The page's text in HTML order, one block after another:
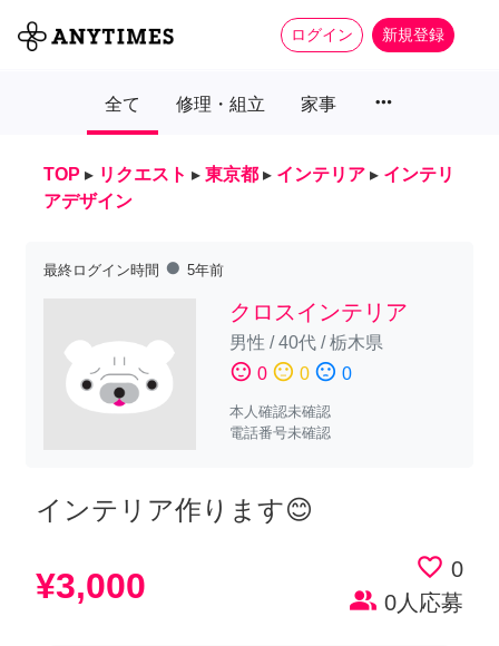
ログイン 新規登録
全て 修理・組立 家事 more_horiz
TOP ▸ リクエスト ▸ 東京都 ▸ インテリア ▸ インテリ
アデザイン
最終ログイン時間 fiber_manual_record 5年前
クロスインテリア
男性 /40代/栃木県
sentiment_satisfied 0 sentiment_neutral 0 sentiment_dissatisfied 0
本人確認未確認
電話番号未確認
インテリア作ります😊
¥3,000 favorite_border 0
people_alt 0人応募